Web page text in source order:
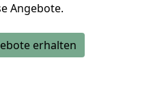
Angebote.
erhalten